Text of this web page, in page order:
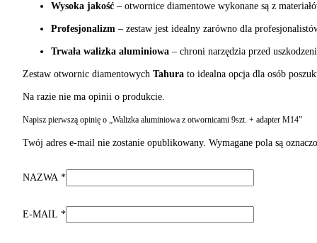
Wysoka jakość – otwornice diamentowe wykonane są z
Profesjonalizm – zestaw jest idealny zarówno dla
Trwała walizka aluminiowa – chroni narzędzia przed
Zestaw otwornic diamentowychTahura to idealna opcja dla osób
Na razie nie ma opinii o produkcie.
Napisz pierwszą opinię o „Walizka aluminiowa z otwornicami 9szt. + adapter M14”
Twój adres e-mail nie zostanie opublikowany. Wymagane pola są
NAZWA*
E-MAIL*